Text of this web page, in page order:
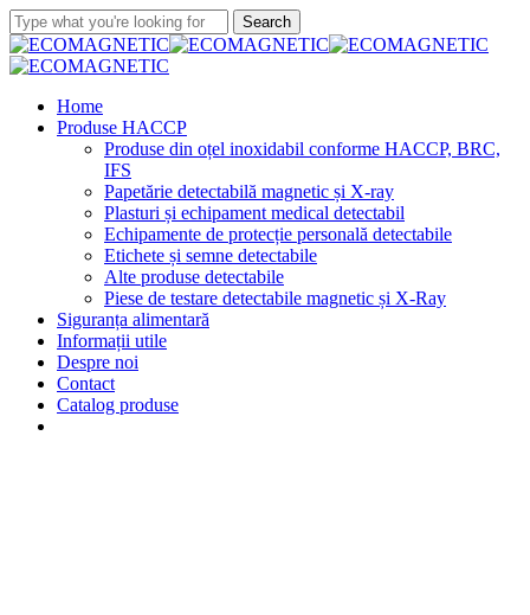
Skip
to
main
Search
Close
Search
Menu
Home
Produse HACCP
Produse din oțel inoxidabil conforme HACCP, BRC,
IFS
Papetărie detectabilă magnetic și X-ray
Plasturi și echipament medical detectabil
Echipamente de protecție personală detectabile
Etichete și semne detectabile
Alte produse detectabile
Piese de testare detectabile magnetic și X-Ray
Siguranța alimentară
Informații utile
Despre noi
Contact
Catalog produse